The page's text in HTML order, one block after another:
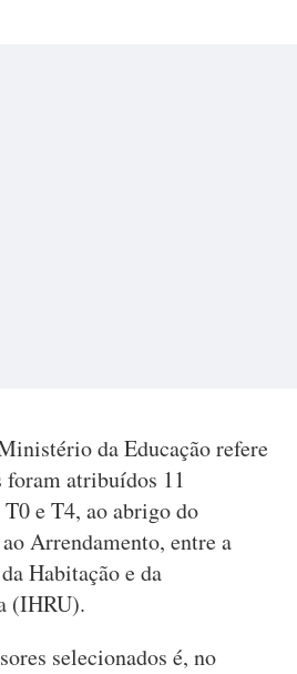
da Educação refere
foram atribuídos 11
e T4, ao abrigo do
Arrendamento, entre a
Habitação e da
(IHRU).
selecionados é, no